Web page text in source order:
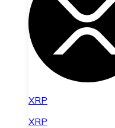
XRP
XRP